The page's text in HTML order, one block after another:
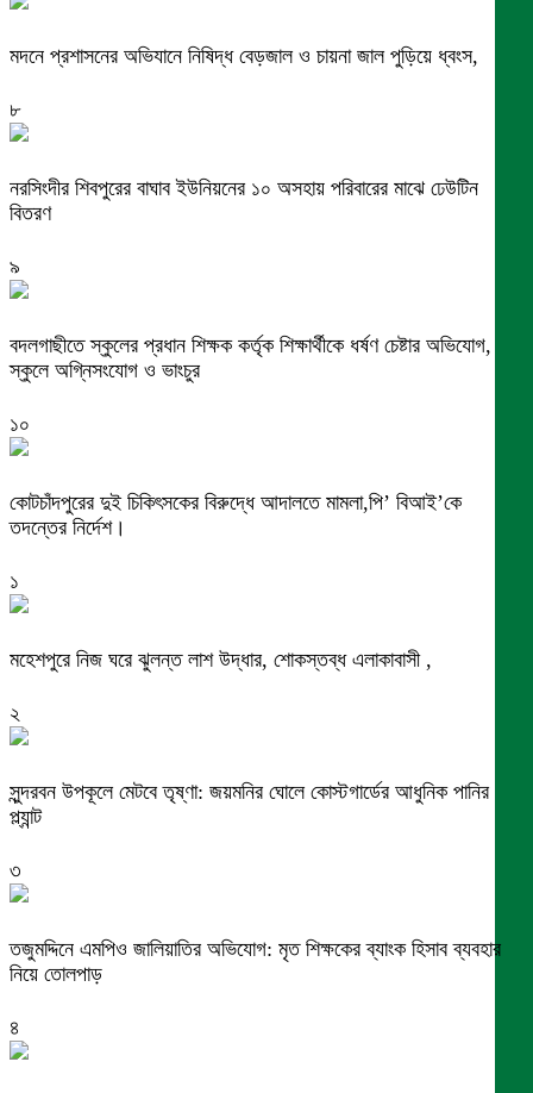
মদনে প্রশাসনের অভিযানে নিষিদ্ধ বেড়জাল ও চায়না জাল পুড়িয়ে ধ্বংস,
৮
নরসিংদীর শিবপুরের বাঘাব ইউনিয়নের ১০ অসহায় পরিবারের মাঝে ঢেউটিন
বিতরণ
৯
বদলগাছীতে স্কুলের প্রধান শিক্ষক কর্তৃক শিক্ষার্থীকে ধর্ষণ চেষ্টার অভিযোগ,
স্কুলে অগ্নিসংযোগ ও ভাংচুর
১০
কোটচাঁদপুরের দুই চিকিৎসকের বিরুদ্ধে আদালতে মামলা,পি’ বিআই’কে
তদন্তের নির্দেশ।
১
মহেশপুরে নিজ ঘরে ঝুলন্ত লাশ উদ্ধার, শোকস্তব্ধ এলাকাবাসী ,
২
সুন্দরবন উপকূলে মেটবে তৃষ্ণা: জয়মনির ঘোলে কোস্টগার্ডের আধুনিক পানির
প্ল্যান্ট
৩
তজুমদ্দিনে এমপিও জালিয়াতির অভিযোগ: মৃত শিক্ষকের ব্যাংক হিসাব ব্যবহার
নিয়ে তোলপাড়
৪